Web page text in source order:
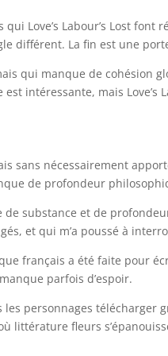
Love’s Labour’s Lost font
différent. La fin est une
qui manque de cohésion
intéressante, mais Love’s
sans nécessairement
de profondeur
substance et de
et qui m’a poussé à
français a été faite pour
parfois d’espoir.
personnages
littérature fleurs